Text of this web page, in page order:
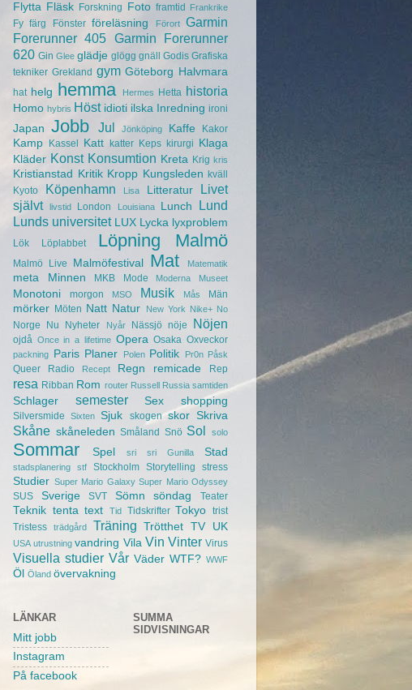
Flytta Fläsk Forskning Foto framtid Frankrike
Fy färg Fönster föreläsning Förort
Garmin
Forerunner 405 Garmin Forerunner
620 Gin Glee glädje glögg gnäll Godis Grafiska
tekniker Grekland gym Göteborg Halvmara
hat helg hemma Hermes Hetta historia
Homo hybris Höst idioti ilska Inredning ironi
Japan Jobb Jul Jönköping Kaffe Kakor
Kamp Kassel Katt katter Keps kirurgi
Klaga
Kläder Konst Konsumtion Kreta Krig kris
Kristianstad Kritik Kropp Kungsleden kväll
Kyoto
Köpenhamn Lisa Litteratur
Livet
självt
livstid London Louisiana Lunch
Lund
Lunds universitet LUX Lycka lyxproblem
Lök Löplabbet Löpning Malmö
Malmö Live Malmöfestival Mat Matematik
meta Minnen MKB Mode Moderna Museet
Monotoni morgon MSO Musik Mås Män
mörker Möten Natt Natur New York Nike+ No
Norge Nu Nyheter Nyår Nässjö nöje Nöjen
ojdå Once in a lifetime Opera Osaka Oxveckor
packning Paris Planer Polen Politik Pr0n Påsk
Queer Radio Recept Regn remicade Rep
resa Ribban Rom router Russell Russia samtiden
Schlager semester Sex shopping
Silversmide Sixten Sjuk skogen skor Skriva
Skåne skåneleden Småland Snö Sol solo
Sommar Spel sri sri Gunilla Stad
stadsplanering stf Stockholm Storytelling stress
Studier Super Mario Galaxy Super Mario Odyssey
SUS Sverige SVT Sömn söndag Teater
Teknik tenta text Tid Tidskrifter Tokyo trist
Tristess
trädgård Träning Trötthet TV UK
USA utrustning vandring Vila Vin Vinter Virus
Visuella studier Vår Väder WTF? WWF
Öl Öland övervakning
LÄNKAR
Mitt jobb
Instagram
På facebook
SUMMA
SIDVISNINGAR